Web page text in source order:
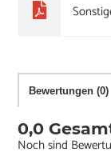
Bewertungen (0)
0,0
Noch sind